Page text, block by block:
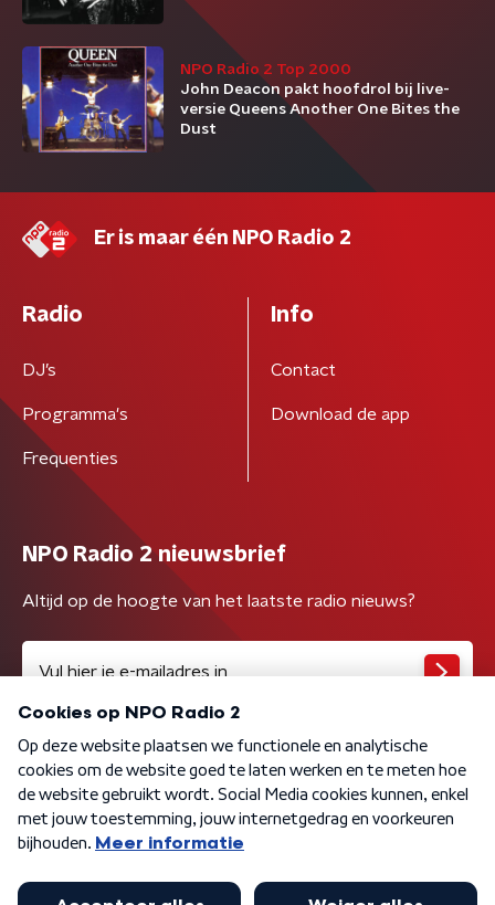
NPO Radio 2 Top 2000
John Deacon pakt hoofdrol bij live-
versie Queens Another One Bites the
Dust
Er is maar één NPO Radio 2
Radio
DJ’s
Programma's
Frequenties
Info
Contact
Download de app
NPO Radio 2 nieuwsbrief
Altijd op de hoogte van het laatste radio nieuws?
Algemene voorwaarden